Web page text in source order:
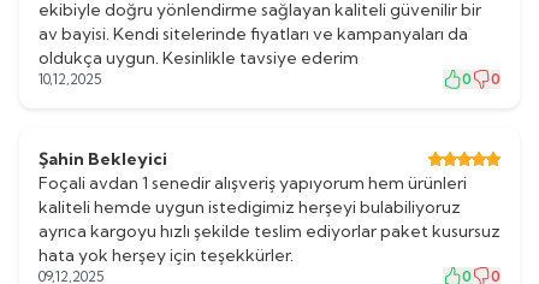
ekibiyle doğru yönlendirme sağlayan kaliteli güvenilir bir
av bayisi. Kendi sitelerinde fiyatları ve kampanyaları da
oldukça uygun. Kesinlikle tavsiye ederim
10,12,2025 0 0
Şahin Bekleyici
Foçali avdan 1 senedir alışveriş yapıyorum hem ürünleri
kaliteli hemde uygun istedigimiz herşeyi bulabiliyoruz
ayrıca kargoyu hızlı şekilde teslim ediyorlar paket kusursuz
hata yok herşey için teşekkürler.
09,12,2025 0 0